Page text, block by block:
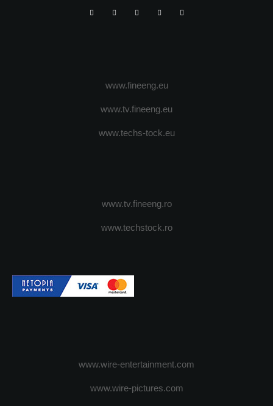
www.fineeng.eu
www.tv.fineeng.eu
www.techs-tock.eu
www.tv.fineeng.ro
www.techstock.ro
www.wire-entertainment.com
www.wire-pictures.com